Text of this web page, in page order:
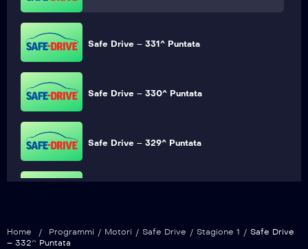
Safe Drive – 331^ Puntata
Safe Drive – 330^ Puntata
Safe Drive – 329^ Puntata
Home / Programmi / Motori / Safe Drive / Stagione 1 / Safe Drive
– 332^ Puntata